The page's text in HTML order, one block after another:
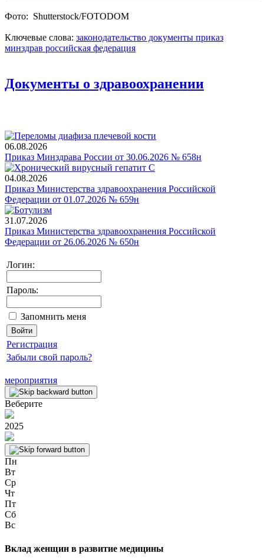
Фото: Shutterstoсk/FOTODOM
Ключевые слова: законодательство документы приказ
минздрав российская федерация
Документы о здравоохранении
06.08.2026
Приказ Минздрава России от 30.06.2026 № 658н
04.08.2026
Приказ Министерства здравоохранения Российской
Федерации от 01.07.2026 № 659н
31.07.2026
Приказ Министерства здравоохранения Российской
Федерации от 26.06.2026 № 650н
Логин:
Пароль:
Запомнить меня
Регистрация
Забыли свой пароль?
мероприятия
Веберите
2025
Пн
Вт
Ср
Чт
Пт
Сб
Вс
Вклад женщин в развитие медицины